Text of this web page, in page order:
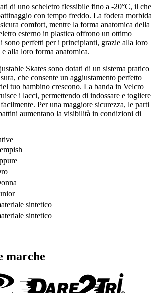
di uno scheletro flessibile fino a -20°C, il che
con tempo freddo. La fodera morbida
comfort, mentre la forma anatomica della
esterno in plastica offrono un ottimo
sono perfetti per i principianti, grazie alla loro
alla loro forma anatomica.
Skates sono dotati di un sistema pratico
che consente un aggiustamento perfetto
tuo bambino crescono. La banda in Velcro
i lacci, permettendo di indossare e togliere
Per una maggiore sicurezza, le parti
aumentano la visibilità in condizioni di
sintetico
sintetico
marche